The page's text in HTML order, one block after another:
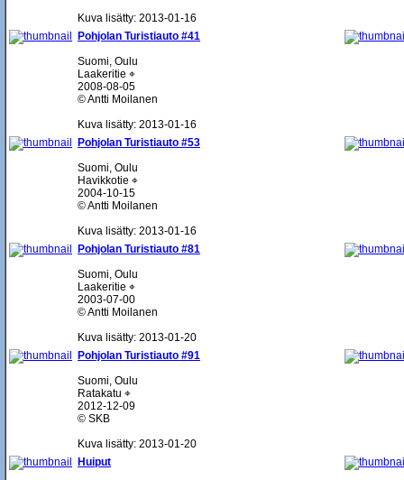
Kuva lisätty: 2013-01-16
Pohjolan Turistiauto #41
Suomi, Oulu
Laakeritie ⌖
2008-08-05
© Antti Moilanen
Kuva lisätty: 2013-01-16
Pohjolan Turistiauto #53
Suomi, Oulu
Havikkotie ⌖
2004-10-15
© Antti Moilanen
Kuva lisätty: 2013-01-16
Pohjolan Turistiauto #81
Suomi, Oulu
Laakeritie ⌖
2003-07-00
© Antti Moilanen
Kuva lisätty: 2013-01-20
Pohjolan Turistiauto #91
Suomi, Oulu
Ratakatu ⌖
2012-12-09
© SKB
Kuva lisätty: 2013-01-20
Huiput